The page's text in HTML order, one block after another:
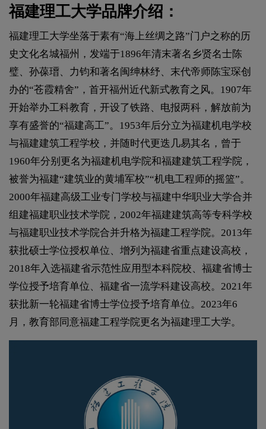
福建理工大学品牌介绍：
福建理工大学坐落于素有“海上丝绸之路”门户之称的历
史文化名城福州，发端于1896年清末著名乡贤名士陈
璧、孙葆瑨、力钧和著名闽绅林纾、末代帝师陈宝琛创
办的“苍霞精舍”，首开福州近代新式教育之风。1907年
开始举办工科教育，开设了铁路、电报两科，解放前为
享有盛誉的“福建高工”。1953年后分立为福建机电学校
与福建建筑工程学校，并随时代更迭几易其名，曾于
1960年分别更名为福建机电学院和福建建筑工程学院，
被誉为福建“建筑业的黄埔军校”“机电工程师的摇篮”。
2000年福建高级工业专门学校与福建中华职业大学合并
组建福建职业技术学院，2002年福建建筑高等专科学校
与福建职业技术学院合并升格为福建工程学院。2013年
获批硕士学位授权单位、增列为福建省重点建设高校，
2018年入选福建省示范性应用型本科院校、福建省博士
学位授予培育单位、福建省一流学科建设高校。2021年
获批新一轮福建省博士学位授予培育单位。2023年6
月，教育部同意福建工程学院更名为福建理工大学。